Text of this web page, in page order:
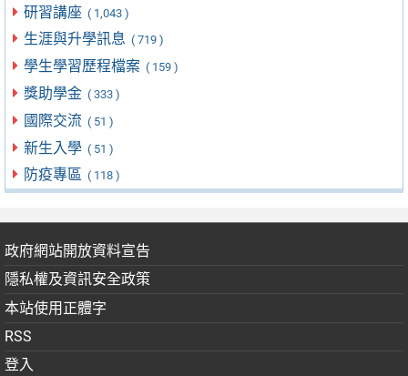
研習講座 ( 1,043 )
生涯與升學訊息 ( 719 )
學生學習歷程檔案 ( 159 )
獎助學金 ( 333 )
國際交流 ( 51 )
新生入學 ( 51 )
防疫專區 ( 118 )
政府網站開放資料宣告
隱私權及資訊安全政策
本站使用正體字
RSS
登入